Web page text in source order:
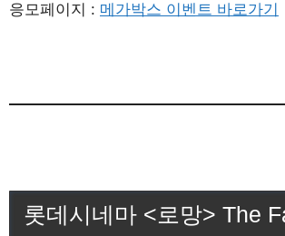
응모페이지 : 메가박스 이벤트 바로가기
롯데시네마 <로망> The